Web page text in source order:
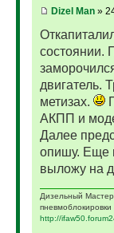
Dizel Man»
состоянии.
двигатель.
метизах.
АКПП и
Далее
опишу. Еще
выложу на
Дизельный
http://